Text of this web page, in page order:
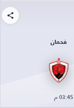
فحمان